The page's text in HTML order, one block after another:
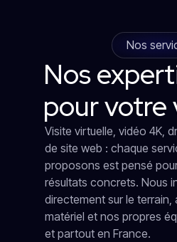
Nos
Nos
pour votre
Visite virtuelle, vidéo 4K,
de site web : chaque
proposons est pensé
résultats concrets. Nous
directement sur le
matériel et nos propres
et partout en France.